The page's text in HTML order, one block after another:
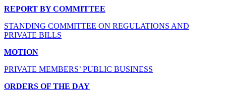
REPORT BY COMMITTEE
STANDING COMMITTEE ON REGULATIONS AND
PRIVATE BILLS
MOTION
PRIVATE MEMBERS’ PUBLIC BUSINESS
ORDERS OF THE DAY